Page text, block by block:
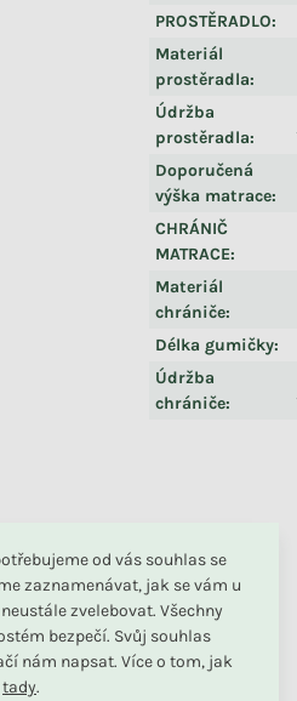
od vás souhlas se
zaznamenávat, jak se vám u
zvelebovat. Všechny
bezpečí. Svůj souhlas
nám napsat. Více o tom, jak
tady.
PROSTĚRADLO:
Materiál
prostěradla:
Údržba
prostěradla:
Doporučená
výška matrace:
CHRÁNIČ
MATRACE:
Materiál
chrániče:
Délka gumičky:
Údržba
chrániče: